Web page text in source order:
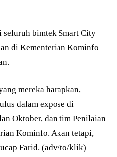
seluruh bimtek Smart City
di Kementerian Kominfo
mereka harapkan,
dalam expose di
Oktober, dan tim Penilaian
Kominfo. Akan tetapi,
Farid. (adv/to/klik)